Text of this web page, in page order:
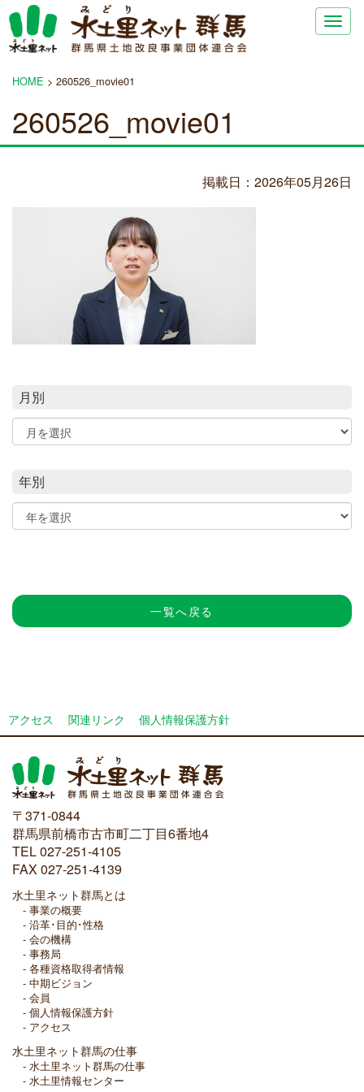
HOME > 260526_movie01
260526_movie01
掲載日：2026年05月26日
月別
年別
一覧へ戻る
アクセス 関連リンク 個人情報保護方針
〒371-0844
群馬県前橋市古市町二丁目6番地4
TEL 027-251-4105
FAX 027-251-4139
水土里ネット群馬とは
事業の概要
沿革･目的･性格
会の機構
事務局
各種資格取得者情報
中期ビジョン
会員
個人情報保護方針
アクセス
水土里ネット群馬の仕事
水土里ネット群馬の仕事
水土里情報センター